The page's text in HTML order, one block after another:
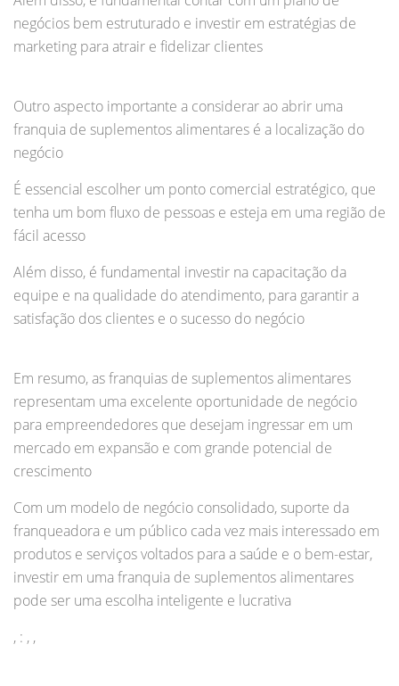
negócios bem estruturado e investir em estratégias de
marketing para atrair e fidelizar clientes
Outro aspecto importante a considerar ao abrir uma
franquia de suplementos alimentares é a localização do
negócio
É essencial escolher um ponto comercial estratégico, que
tenha um bom fluxo de pessoas e esteja em uma região de
fácil acesso
Além disso, é fundamental investir na capacitação da
equipe e na qualidade do atendimento, para garantir a
satisfação dos clientes e o sucesso do negócio
Em resumo, as franquias de suplementos alimentares
representam uma excelente oportunidade de negócio
para empreendedores que desejam ingressar em um
mercado em expansão e com grande potencial de
crescimento
Com um modelo de negócio consolidado, suporte da
franqueadora e um público cada vez mais interessado em
produtos e serviços voltados para a saúde e o bem-estar,
investir em uma franquia de suplementos alimentares
pode ser uma escolha inteligente e lucrativa
, : , ,